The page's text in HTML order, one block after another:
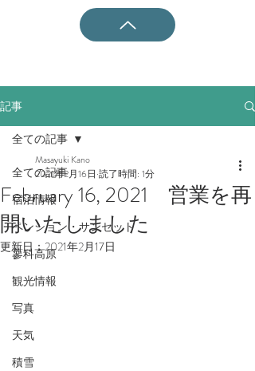
記事
全ての記事
宿泊情報
ペンション・サンセット
蓼科高原
観光情報
写真
天気
積雪
全ての記事
February 16, 2021 営業を再
開いたしました
Masayuki Kano
2021年2月16日 読了時間: 1分
更新日：2021年2月17日